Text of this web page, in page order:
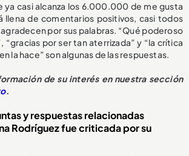
ya casi alcanza los 6.000.000 de me gusta
llena de comentarios positivos, casi todos
por sus palabras. “Qué poderoso
“gracias por ser tan aterrizada” y “la crítica
la hace” son algunas de las respuestas.
de su interés en nuestra sección
.
y respuestas relacionadas
Rodríguez fue criticada por su